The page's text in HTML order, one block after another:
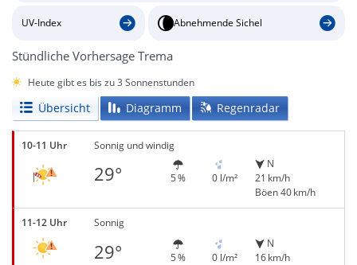
UV-Index Abnehmende Sichel
Stündliche Vorhersage Trema
Heute gibt es bis zu 3 Sonnenstunden
Übersicht Diagramm Regenradar
10-11 Uhr Sonnig und windig
29° 5 % 0 l/m²
N
21 km/h
Böen 40 km/h
11-12 Uhr Sonnig
29° 5 % 0 l/m²
N
16 km/h